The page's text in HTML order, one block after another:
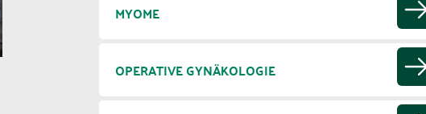
MYOME
OPERATIVE GYNÄKOLOGIE